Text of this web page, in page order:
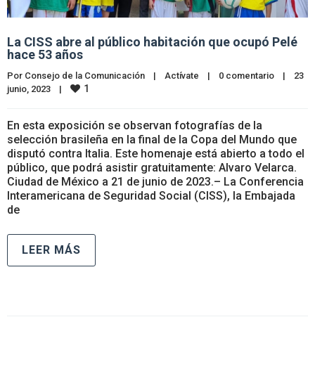
La CISS abre al público habitación que ocupó Pelé
hace 53 años
Por Consejo de la Comunicación | Actívate | 0 comentario |
23
junio, 2023 | 1
En esta exposición se observan fotografías de la
selección brasileña en la final de la Copa del Mundo que
disputó contra Italia. Este homenaje está abierto a todo el
público, que podrá asistir gratuitamente: Alvaro Velarca.
Ciudad de México a 21 de junio de 2023.– La Conferencia
Interamericana de Seguridad Social (CISS), la Embajada
de
LEER MÁS